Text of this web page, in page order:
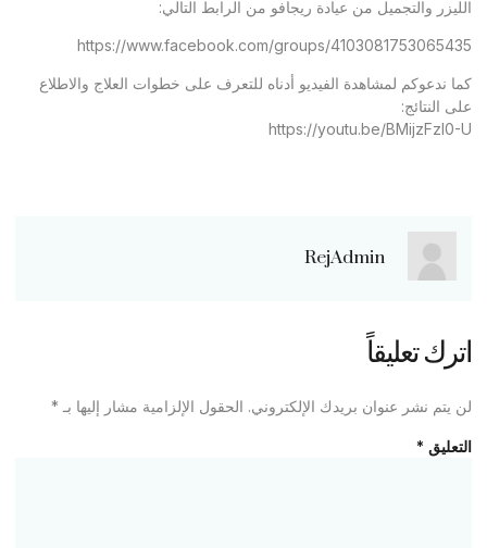
الليزر والتجميل من عيادة ريجافو من الرابط التالي:
https://www.facebook.com/groups/4103081753065435
كما ندعوكم لمشاهدة الفيديو أدناه للتعرف على خطوات العلاج والاطلاع
على النتائج:
https://youtu.be/BMijzFzl0-U
RejAdmin
اترك تعليقاً
لن يتم نشر عنوان بريدك الإلكتروني. الحقول الإلزامية مشار إليها بـ *
التعليق *